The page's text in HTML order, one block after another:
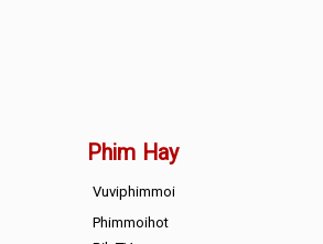
Phim Hay
Vuviphimmoi
Phimmoihot